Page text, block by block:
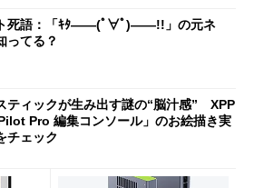
死語：「ｷﾀ――(ﾟ∀ﾟ)――!!」の元ネ
ってる？
ティックが生み出す謎の“脳汁感” XPP
Pro 編集コンソール」のお絵描き実
チェック